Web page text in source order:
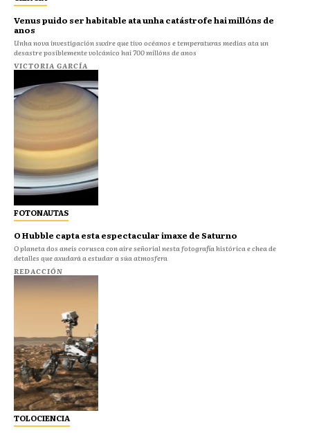
Venus puido ser habitable ata unha catástrofe hai millóns de
anos
Unha nova investigación suxire que tivo océanos e temperaturas medias ata un
desastre posiblemente volcánico hai 700 millóns de anos
VICTORIA GARCÍA
FOTONAUTAS
O Hubble capta esta espectacular imaxe de Saturno
O planeta dos aneis corusca con aire señorial nesta fotografía histórica e chea de
detalles que axudará a estudar a súa atmosfera
REDACCIÓN
TOLOCIENCIA